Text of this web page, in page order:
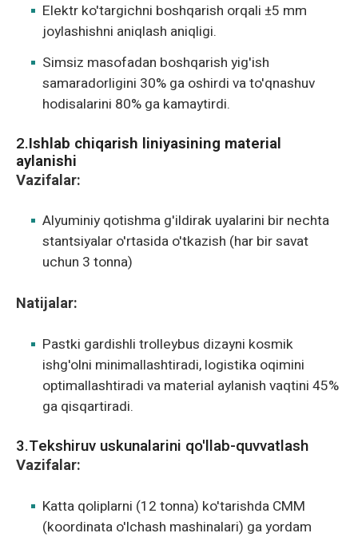
Elektr ko'targichni boshqarish orqali ±5 mm
joylashishni aniqlash aniqligi.
Simsiz masofadan boshqarish yig'ish
samaradorligini 30% ga oshirdi va to'qnashuv
hodisalarini 80% ga kamaytirdi.
2.Ishlab chiqarish liniyasining material
aylanishi
Vazifalar:
Alyuminiy qotishma g'ildirak uyalarini bir nechta
stantsiyalar o'rtasida o'tkazish (har bir savat
uchun 3 tonna)
Natijalar:
Pastki gardishli trolleybus dizayni kosmik
ishg'olni minimallashtiradi, logistika oqimini
optimallashtiradi va material aylanish vaqtini 45%
ga qisqartiradi.
3.Tekshiruv uskunalarini qo'llab-quvvatlash
Vazifalar:
Katta qoliplarni (12 tonna) ko'tarishda CMM
(koordinata o'lchash mashinalari) ga yordam